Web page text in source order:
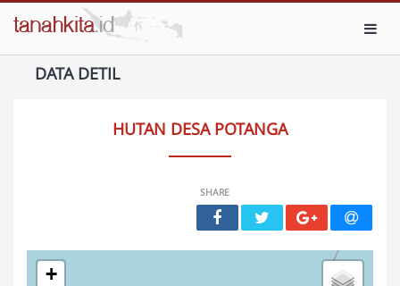
DATA DETIL
HUTAN DESA POTANGA
SHARE
+